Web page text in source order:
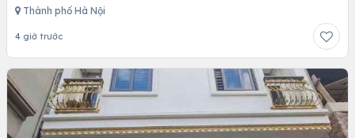
Thành phố Hà Nội
4 giờ trước